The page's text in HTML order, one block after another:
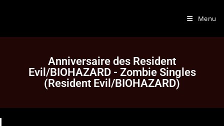
Menu
Anniversaire des Resident
Evil/BIOHAZARD - Zombie Singles
(Resident Evil/BIOHAZARD)